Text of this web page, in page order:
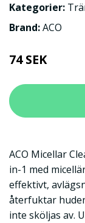
Kategorier:
Brand:ACO
74 SEK
ACO Micellar
in-1 med
effektivt,
återfuktar
inte sköljas av.